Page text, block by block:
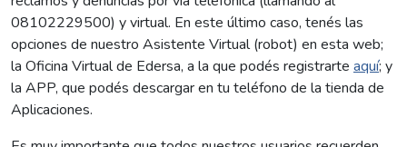
08102229500) y virtual. En este último caso, tenés las
opciones de nuestro Asistente Virtual (robot) en esta web;
la Oficina Virtual de Edersa, a la que podés registrarte aquí; y
la APP, que podés descargar en tu teléfono de la tienda de
Aplicaciones.